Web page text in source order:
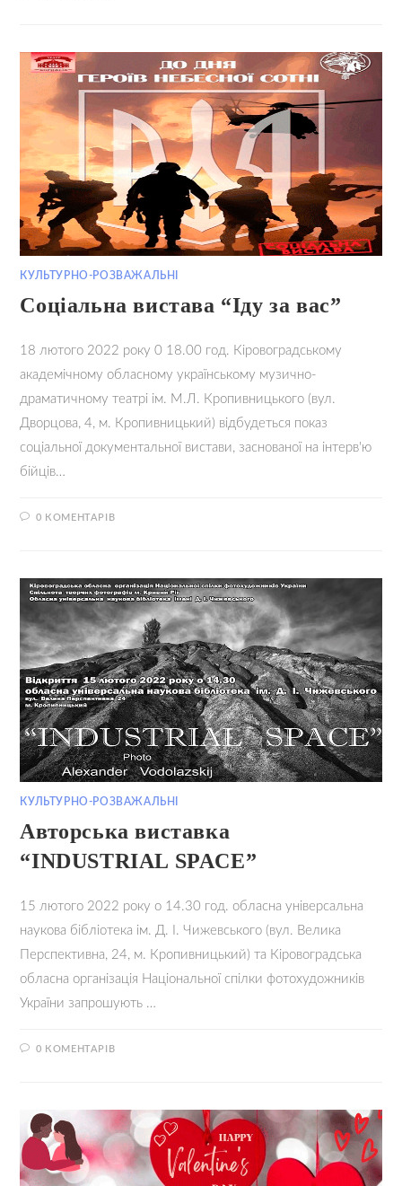
КУЛЬТУРНО-РОЗВАЖАЛЬНІ
Соціальна вистава “Іду за вас”
18 лютого 2022 року 0 18.00 год. Кіровоградському
академічному обласному українському музично-
драматичному театрі ім. М.Л. Кропивницького (вул.
Дворцова, 4, м. Кропивницький) відбудеться показ
соціальної документальної вистави, заснованої на інтерв'ю
бійців…
0 КОМЕНТАРІВ
КУЛЬТУРНО-РОЗВАЖАЛЬНІ
Авторська виставка
“INDUSTRIAL SPACE”
15 лютого 2022 року о 14.30 год. обласна універсальна
наукова бібліотека ім. Д. І. Чижевського (вул. Велика
Перспективна, 24, м. Кропивницький) та Кіровоградська
обласна організація Національної спілки фотохудожників
України запрошують …
0 КОМЕНТАРІВ